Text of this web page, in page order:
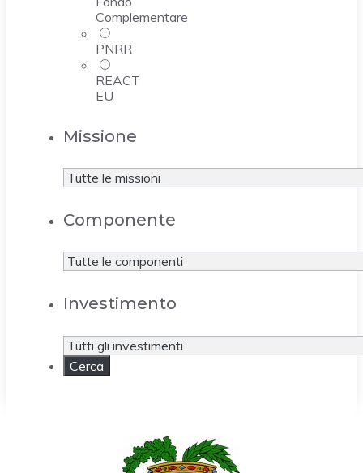
Complementare
PNRR
REACT
EU
Missione
Componente
Investimento